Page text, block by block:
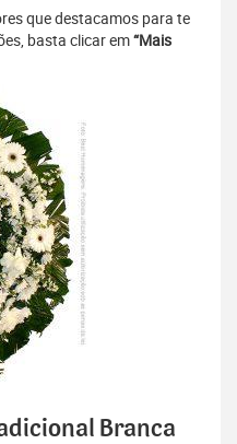
que destacamos para te
basta clicar em“Mais
Branca